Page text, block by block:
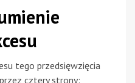
tego przedsięwzięcia
cztery strony: